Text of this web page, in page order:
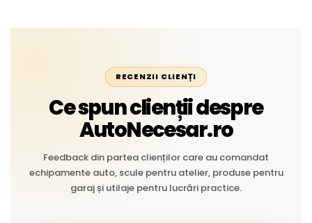
RECENZII CLIENȚI
Ce spun clienții despre
AutoNecesar.ro
Feedback din partea clienților care au comandat
echipamente auto, scule pentru atelier, produse pentru
garaj și utilaje pentru lucrări practice.